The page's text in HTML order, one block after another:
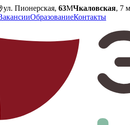
ул. Пионерская, 63МЧкаловская, 7
ОбразованиеКонтакты